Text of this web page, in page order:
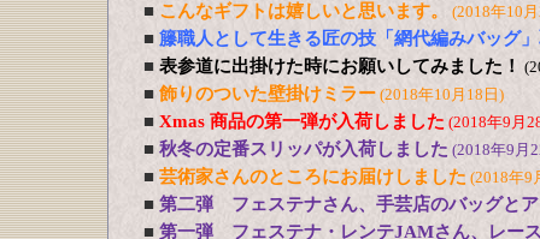
■ こんなギフトは嬉しいと思います。 (2018年10
■ 籐職人として生きる匠の技「網代編みバッグ
■ 表参道に出掛けた時にお願いしてみました！
■ 飾りのついた壁掛けミラー (2018年10月18日)
■ Xmas 商品の第一弾が入荷しました (2018年9月
■ 秋冬の定番スリッパが入荷しました (2018年9月
■ 芸術家さんのところにお届けしました (2018年9
■ 第二弾 フェステナさん、手芸店のバッグと
■ 第一弾 フェステナ・レンテJAMさん、レー